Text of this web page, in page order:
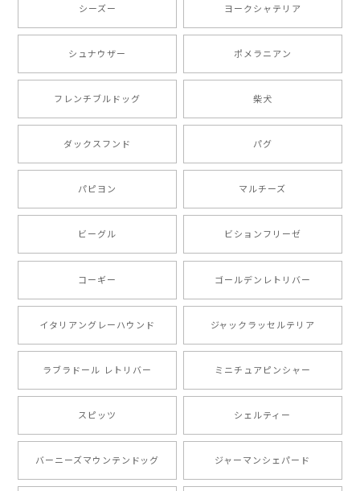
【 ボーダーコリー 水彩画風 毛色4色 】 手帳 スマホケース 犬 うちの子 iPhone & Android
ったです。 ご連絡が取りづらい点だけ少し不安になり
ましたが、商品の素敵さでチャラです。 本当に可愛
い。ありがとうございます。
【 キュンです ボーダーコリー 】 手帳 スマホケース 犬 うちの子 プレゼント ペット Android対応
2024/10/28
注文受領連絡が無かったのでハラハラしましたが… 可
愛い商品が届きました！大満足です♪
【 自然に囲まれた ポメラニアン 】マグカップ 犬 ペット うちの子 犬グッズ ギフト プレゼント 母の日
りまして、元気な時の顔がそっくりだったので、注文し
ました。ありがとうございました。
シーズー ヨークシャテリア
シュナウザー ポメラニアン
フレンチブルドッグ 柴犬
ダックスフンド パグ
パピヨン マルチーズ
ビーグル ビションフリーゼ
コーギー ゴールデンレトリバー
イタリアングレーハウンド ジャックラッセルテリア
ラブラドール レトリバー ミニチュアピンシャー
スピッツ シェルティー
バーニーズマウンテンドッグ ジャーマンシェパード